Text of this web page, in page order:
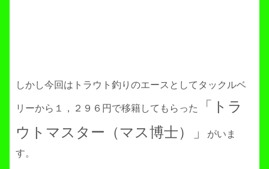
しかし今回はトラウト釣りのエースとしてタックルベ
リーから１，２９６円で移籍してもらった
「トラ
ウトマスター（マス博士）」
がいま
す。